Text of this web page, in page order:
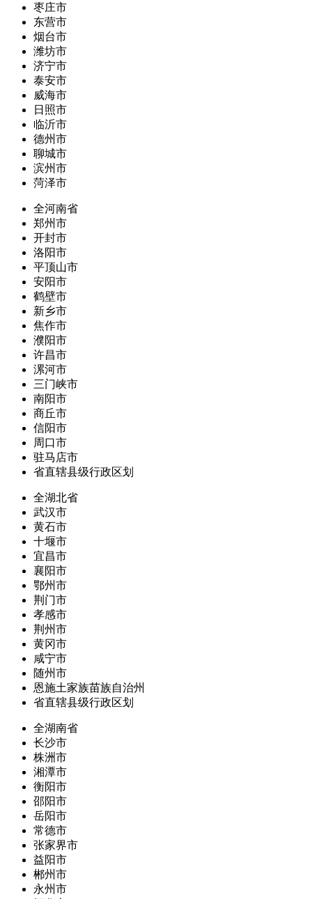
枣庄市
东营市
烟台市
潍坊市
济宁市
泰安市
威海市
日照市
临沂市
德州市
聊城市
滨州市
菏泽市
全河南省
郑州市
开封市
洛阳市
平顶山市
安阳市
鹤壁市
新乡市
焦作市
濮阳市
许昌市
漯河市
三门峡市
南阳市
商丘市
信阳市
周口市
驻马店市
省直辖县级行政区划
全湖北省
武汉市
黄石市
十堰市
宜昌市
襄阳市
鄂州市
荆门市
孝感市
荆州市
黄冈市
咸宁市
随州市
恩施土家族苗族自治州
省直辖县级行政区划
全湖南省
长沙市
株洲市
湘潭市
衡阳市
邵阳市
岳阳市
常德市
张家界市
益阳市
郴州市
永州市